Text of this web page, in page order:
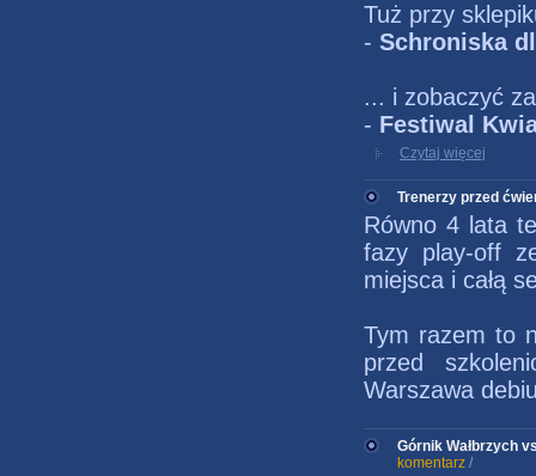
Tuż przy
- Schroniska
... i zobaczyć
- Festiwal
Czytaj więcej
Trenerzy przed
Równo 4 lata
fazy play-off
miejsca i całą
Tym razem to
przed
Warszawa
Górnik Wałbrzych
komentarz /